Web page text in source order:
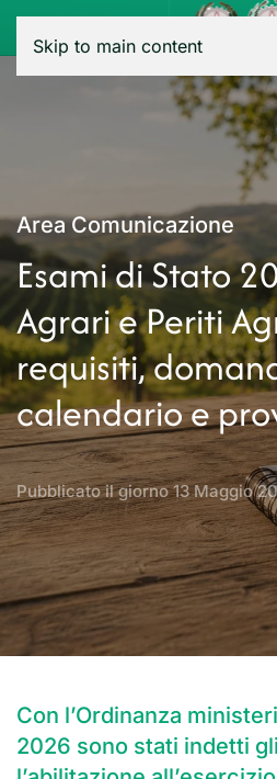
Skip to main content
Area Comunicazione
Esami di Stato
Agrari e Periti
requisiti,
calendario e
Pubblicato il giorno13 Maggio
Con l’Ordinanza
2026 sono stati indetti